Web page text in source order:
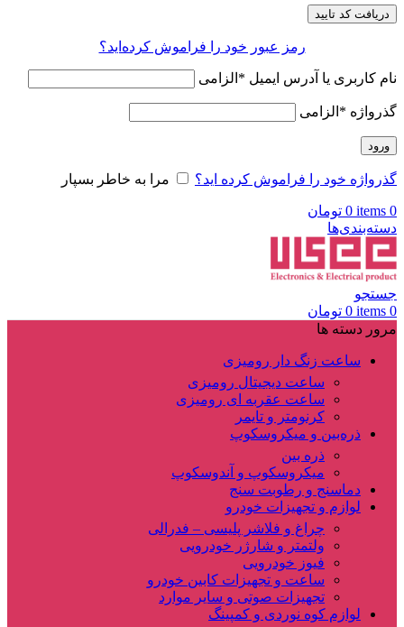
دریافت کد تایید
رمز عبور خود را فراموش کرده‌اید؟
نام کاربری یا آدرس ایمیل * الزامی
گذرواژه * الزامی
ورود
گذرواژه خود را فراموش کرده اید؟ مرا به خاطر بسپار
0
items
0 تومان
دسته‌بندی‌ها
جستجو
0
items
0 تومان
مرور دسته ها
ساعت زنگ دار رومیزی
ساعت دیجیتال رومیزی
ساعت عقربه ای رومیزی
کرنومتر و تایمر
ذره‌بین و میکروسکوپ
ذره بین
میکروسکوپ و آندوسکوپ
دماسنج و رطوبت سنج
لوازم و تجهیزات خودرو
چراغ و فلاشر پلیسی – فدرالی
ولتمتر و شارژر خودرویی
فیوز خودرویی
ساعت و تجهیزات کابین خودرو
تجهیزات صوتی و سایر موارد
لوازم کوه نوردی و کمپینگ